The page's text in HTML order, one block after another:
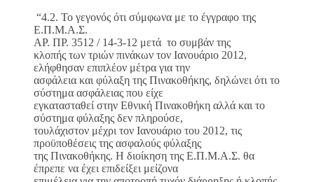
“4.2. Το γεγονός ότι σύμφωνα με το έγγραφο της
Ε.Π.Μ.Α.Σ.
ΑΡ. ΠΡ. 3512 / 14-3-12 μετά το συμβάν της
κλοπής των τριών πινάκων τον Ιανουάριο 2012,
ελήφθησαν επιπλέον μέτρα για την
ασφάλεια και φύλαξη της Πινακοθήκης, δηλώνει ότι το
σύστημα ασφάλειας που είχε
εγκατασταθεί στην Εθνική Πινακοθήκη αλλά και το
σύστημα φύλαξης δεν πληρούσε,
τουλάχιστον μέχρι τον Ιανουάριο του 2012, τις
προϋποθέσεις της ασφαλούς φύλαξης
της Πινακοθήκης. Η διοίκηση της Ε.Π.Μ.Α.Σ. θα
έπρεπε να έχει επιδείξει μείζονα